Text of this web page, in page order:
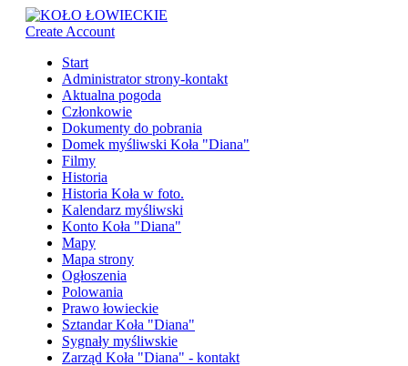
Create Account
Start
Administrator strony-kontakt
Aktualna pogoda
Członkowie
Dokumenty do pobrania
Domek myśliwski Koła "Diana"
Filmy
Historia
Historia Koła w foto.
Kalendarz myśliwski
Konto Koła "Diana"
Mapy
Mapa strony
Ogłoszenia
Polowania
Prawo łowieckie
Sztandar Koła "Diana"
Sygnały myśliwskie
Zarząd Koła "Diana" - kontakt